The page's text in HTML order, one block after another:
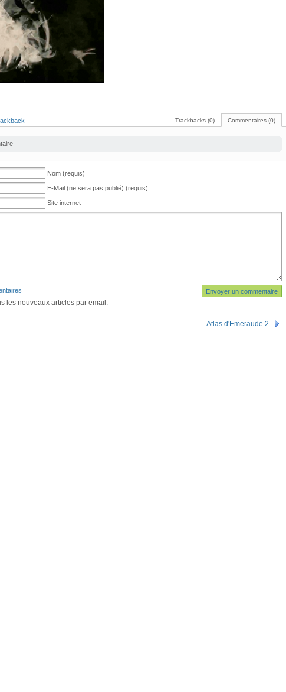
Commentaires (0)
Trackbacks (0)
Nom (requis)
E-Mail (ne sera pas publié) (requis)
Site internet
les nouveaux articles par email.
Atlas d'Emeraude 2